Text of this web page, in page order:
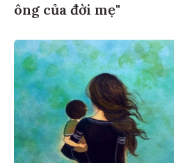
ông của đời mẹ"